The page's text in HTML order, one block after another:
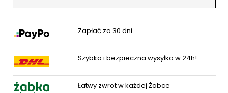
Zapłać za 30 dni
Szybka i bezpieczna wysyłka w 24h!
Łatwy zwrot w każdej Żabce